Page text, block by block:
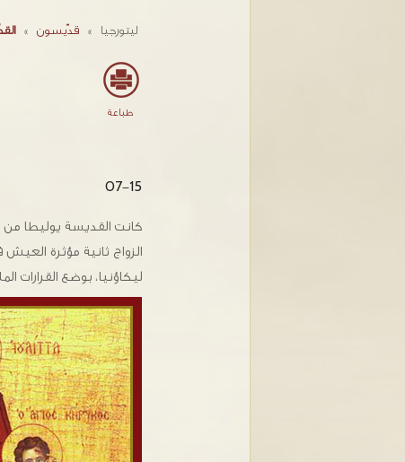
ليتورجيا » قدّيسون »
طباعة
07-15
كانت القديسة يوليطا
الزواج ثانية مؤثرة
ليكاؤنيا، بوضع القرارات